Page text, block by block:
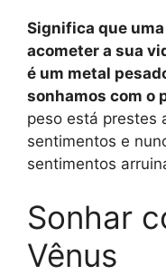
Significa que
acometer a sua
é um metal
sonhamos com o
peso está prestes
sentimentos e
sentimentos
Sonhar
Vênus